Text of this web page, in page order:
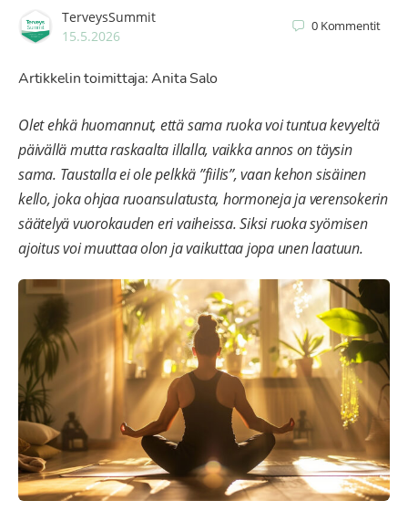
TerveysSummit
15.5.2026
0 Kommentit
Artikkelin toimittaja: Anita Salo
Olet ehkä huomannut, että sama ruoka voi tuntua kevyeltä
päivällä mutta raskaalta illalla, vaikka annos on täysin
sama. Taustalla ei ole pelkkä ”fiilis”, vaan kehon sisäinen
kello, joka ohjaa ruoansulatusta, hormoneja ja verensokerin
säätelyä vuorokauden eri vaiheissa. Siksi ruoka syömisen
ajoitus voi muuttaa olon ja vaikuttaa jopa unen laatuun.